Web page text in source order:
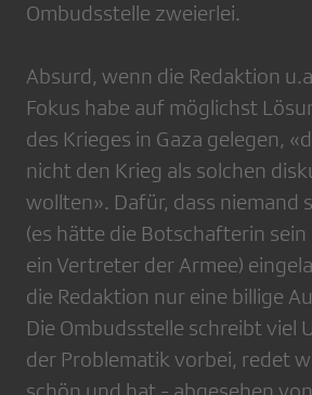
Ombudsstelle zweierlei.
Absurd, wenn die Redaktion
Fokus habe auf möglichst
des Krieges in Gaza gelegen,
nicht den Krieg als solchen
wollten». Dafür, dass niemand
(es hätte die Botschafterin
ein Vertreter der Armee)
die Redaktion nur eine billige
Die Ombudsstelle schreibt viel
der Problematik vorbei, redet